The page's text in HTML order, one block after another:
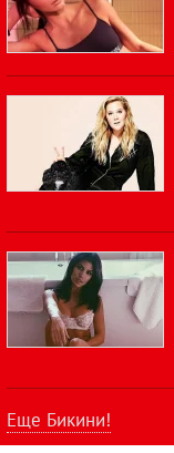
Еще Бикини!